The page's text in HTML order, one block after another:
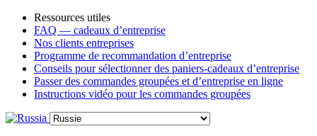
Ressources utiles
FAQ — cadeaux d’entreprise
Nos clients entreprises
Programme de recommandation d’entreprise
Conseils pour sélectionner des paniers-cadeaux d’entreprise
Passer des commandes groupées et d’entreprise en ligne
Instructions vidéo pour les commandes groupées